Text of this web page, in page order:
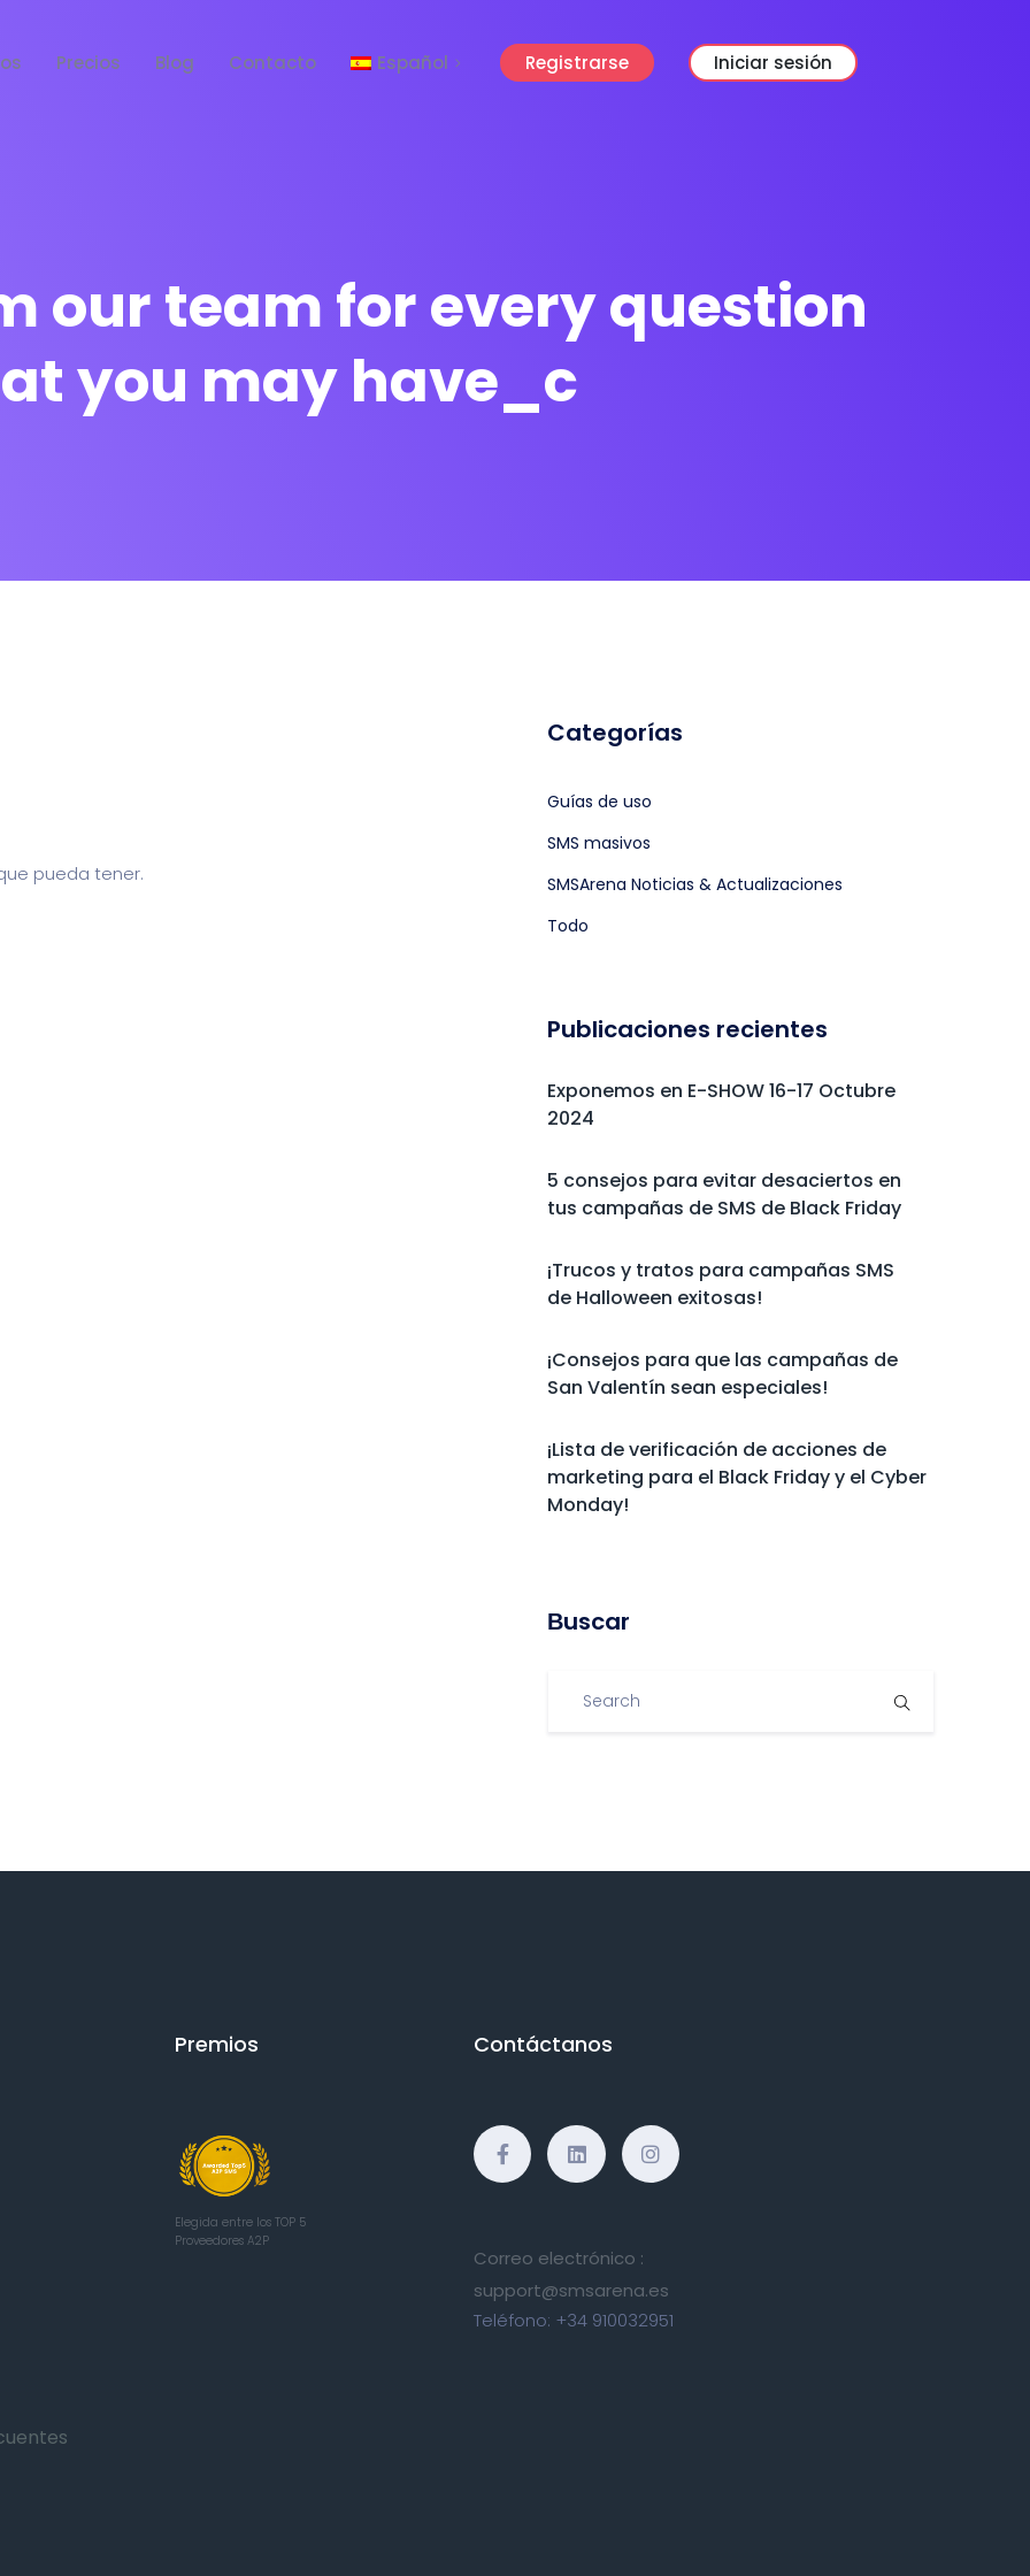
Precios Blog Contacto Español Registrarse Iniciar sesión
our team for every question
you may have_c
pueda tener.
Categorías
Guías de uso
SMS masivos
SMSArena Noticias & Actualizaciones
Todo
Publicaciones recientes
Exponemos en E-SHOW 16-17 Octubre
2024
5 consejos para evitar desaciertos en
tus campañas de SMS de Black Friday
¡Trucos y tratos para campañas SMS
de Halloween exitosas!
¡Consejos para que las campañas de
San Valentín sean especiales!
¡Lista de verificación de acciones de
marketing para el Black Friday y el Cyber
Monday!
Βuscar
Premios
Elegida entre los TOP 5
Proveedores A2P
Contáctanos
Correo electrónico :
support@smsarena.es
Teléfono: +34 910032951